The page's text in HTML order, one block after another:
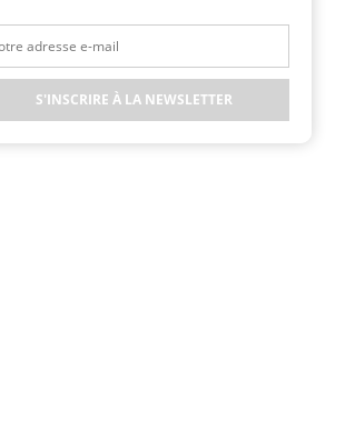
S'INSCRIRE À LA NEWSLETTER